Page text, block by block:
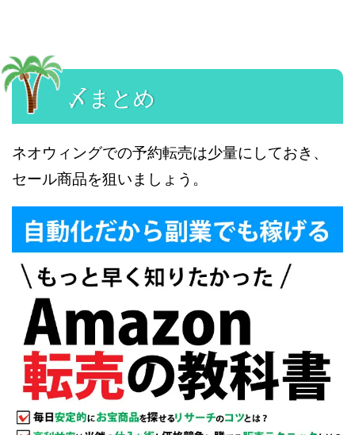
〆まとめ
ネオウィングでの予約転売は少量にしておき、
セール商品を狙いましょう。